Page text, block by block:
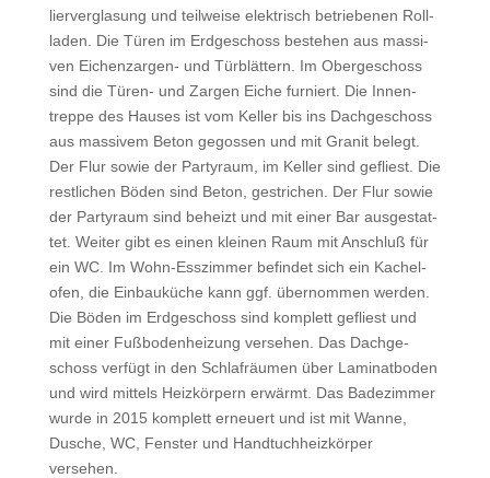
lier­ver­gla­sung und teil­wei­se elek­trisch betrie­be­nen Roll­
la­den. Die Türen im Erd­ge­schoss bestehen aus mas­si­
ven Eichen­z­ar­gen- und Tür­blät­tern. Im Ober­ge­schoss
sind die Türen- und Zar­gen Eiche fur­niert. Die Innen­
trep­pe des Hau­ses ist vom Kel­ler bis ins Dach­ge­schoss
aus mas­si­vem Beton gegos­sen und mit Gra­nit belegt.
Der Flur sowie der Par­ty­raum, im Kel­ler sind gefliest. Die
rest­li­chen Böden sind Beton, gestri­chen. Der Flur sowie
der Par­ty­raum sind beheizt und mit einer Bar aus­ge­stat­
tet. Wei­ter gibt es einen klei­nen Raum mit Anschluß für
ein WC. Im Wohn-Ess­zim­mer befin­det sich ein Kachel­
ofen, die Ein­bau­kü­che kann ggf. über­nom­men wer­den.
Die Böden im Erd­ge­schoss sind kom­plett gefliest und
mit einer Fuß­bo­den­hei­zung ver­se­hen. Das Dach­ge­
schoss ver­fügt in den Schlaf­räu­men über Lami­nat­bo­den
und wird mit­tels Heiz­kör­pern erwärmt. Das Bade­zim­mer
wur­de in 2015 kom­plett erneu­ert und ist mit Wan­ne,
Dusche, WC, Fens­ter und Hand­tuch­heiz­kör­per
versehen.